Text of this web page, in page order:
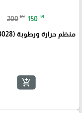
200 ₪ 150 ₪
منظم حرارة ورطوبة (STC - 3028)
add_shopping_cart